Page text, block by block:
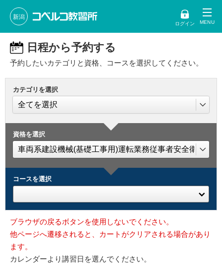
新潟
ログイン
日程から予約する
予約したいカテゴリと資格、コースを選択してください。
カテゴリを選択
資格を選択
コースを選択
ブラウザの戻るボタンを使用しないでください。
他ページへ遷移されると、カートがクリアされる場合があり
ます。
カレンダーより講習日を選んでください。